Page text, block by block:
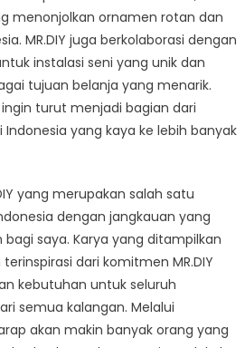
menonjolkan ornamen rotan dan
MR.DIY juga berkolaborasi dengan
instalasi seni yang unik dan
tujuan belanja yang menarik.
ingin turut menjadi bagian dari
yang kaya ke lebih banyak
yang merupakan salah satu
dengan jangkauan yang
saya. Karya yang ditampilkan
dari komitmen MR.DIY
kebutuhan untuk seluruh
semua kalangan. Melalui
akan makin banyak orang yang